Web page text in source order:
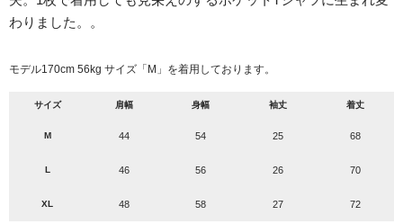
わりました。。
モデル170cm 56kg サイズ「M」を着用しております。
サイズ 肩幅 身幅 袖丈 着丈
M 44 54 25 68
L 46 56 26 70
XL 48 58 27 72